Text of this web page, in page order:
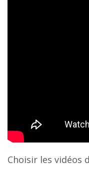
Choisir les vidéos